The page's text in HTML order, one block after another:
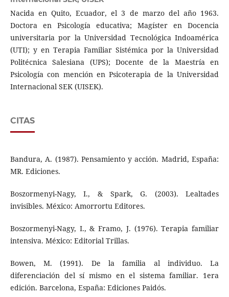
Nacida en Quito, Ecuador, el 3 de marzo del año 1963.
Doctora en Psicología educativa; Magíster en Docencia
universitaria por la Universidad Tecnológica Indoamérica
(UTI); y en Terapia Familiar Sistémica por la Universidad
Politécnica Salesiana (UPS); Docente de la Maestría en
Psicología con mención en Psicoterapia de la Universidad
Internacional SEK (UISEK).
CITAS
Bandura, A. (1987). Pensamiento y acción. Madrid, España:
MR. Ediciones.
Boszormenyi-Nagy, I., & Spark, G. (2003). Lealtades
invisibles. México: Amorrortu Editores.
Boszormenyi-Nagy, I., & Framo, J. (1976). Terapia familiar
intensiva. México: Editorial Trillas.
Bowen, M. (1991). De la familia al individuo. La
diferenciación del sí mismo en el sistema familiar. 1era
edición. Barcelona, España: Ediciones Paidós.